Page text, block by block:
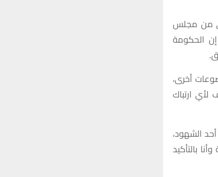
من مجلس
2024)، “لقوله كذباً” إن الحكومة
أخرى،
لأي ارتباك
الشهود،
بالتأكيد